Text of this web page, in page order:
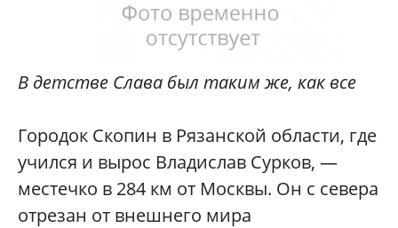
В детстве Слава был таким же, как все
Городок Скопин в Рязанской области, где
учился и вырос Владислав Сурков, —
местечко в 284 км от Москвы. Он с севера
отрезан от внешнего мира